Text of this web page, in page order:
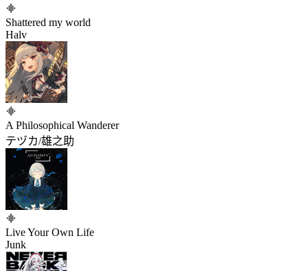
Shattered my world
Halv
A Philosophical Wanderer
テヅカ/雄之助
Live Your Own Life
Junk